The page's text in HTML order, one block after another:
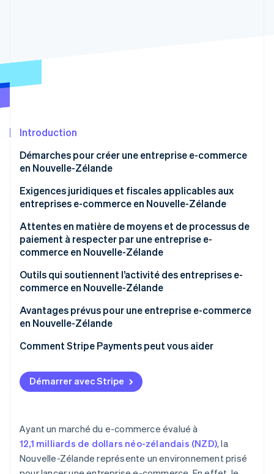
Climate
Vérification de l'identité
Stripe Sessions 2026
Découvrez comment Stripe construit l’infrastructure
Regarder la vidéo
Introduction
Démarches pour créer une entreprise e-commerce
en Nouvelle-Zélande
Exigences juridiques et fiscales applicables aux
entreprises e-commerce en Nouvelle-Zélande
Attentes en matière de moyens et de processus de
paiement à respecter par une entreprise e-
commerce en Nouvelle-Zélande
Outils qui soutiennent l’activité des entreprises e-
commerce en Nouvelle-Zélande
Avantages prévus pour une entreprise e-commerce
en Nouvelle-Zélande
Comment Stripe Payments peut vous aider
Démarrer avec Stripe
Ayant un marché du e-commerce évalué à
12,1 milliards de dollars néo-zélandais (NZD), la
Nouvelle-Zélande représente un environnement prisé